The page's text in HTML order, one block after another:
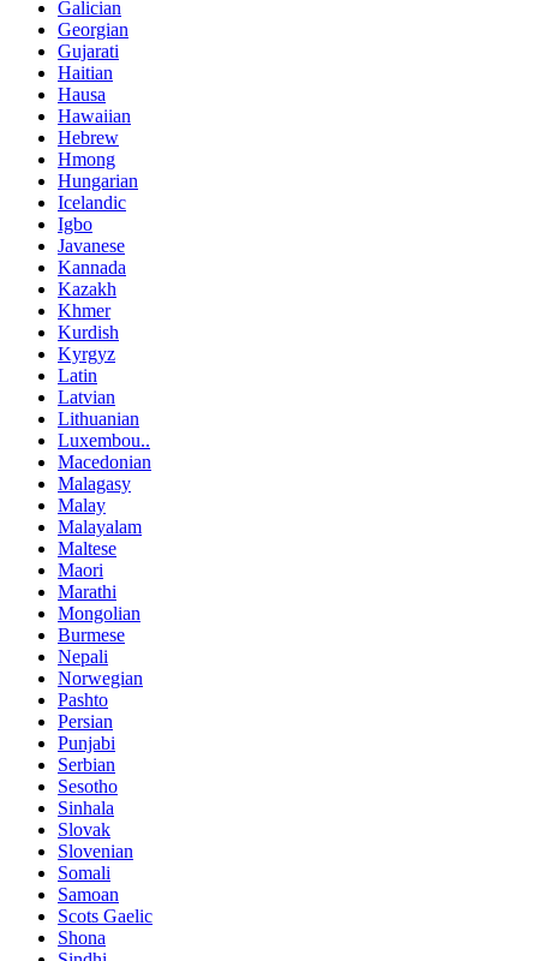
Galician
Georgian
Gujarati
Haitian
Hausa
Hawaiian
Hebrew
Hmong
Hungarian
Icelandic
Igbo
Javanese
Kannada
Kazakh
Khmer
Kurdish
Kyrgyz
Latin
Latvian
Lithuanian
Luxembou..
Macedonian
Malagasy
Malay
Malayalam
Maltese
Maori
Marathi
Mongolian
Burmese
Nepali
Norwegian
Pashto
Persian
Punjabi
Serbian
Sesotho
Sinhala
Slovak
Slovenian
Somali
Samoan
Scots Gaelic
Shona